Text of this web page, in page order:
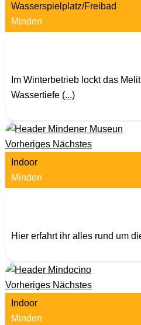
Wasserspielplatz/Freibad
Minden
Im Winterbetrieb lockt das
Wassertiefe (...)
Vorheriges Nächstes
Indoor
Minden
Hier erfahrt ihr alles rund um
Vorheriges Nächstes
Indoor
Minden